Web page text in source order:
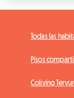
Todas las
Pisos
Coliving